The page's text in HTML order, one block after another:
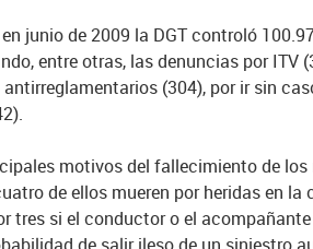
junio de 2009 la DGT controló
entre otras, las denuncias por ITV
(304), por ir sin
motivos del fallecimiento de
de ellos mueren por heridas en la
tres si el conductor o el